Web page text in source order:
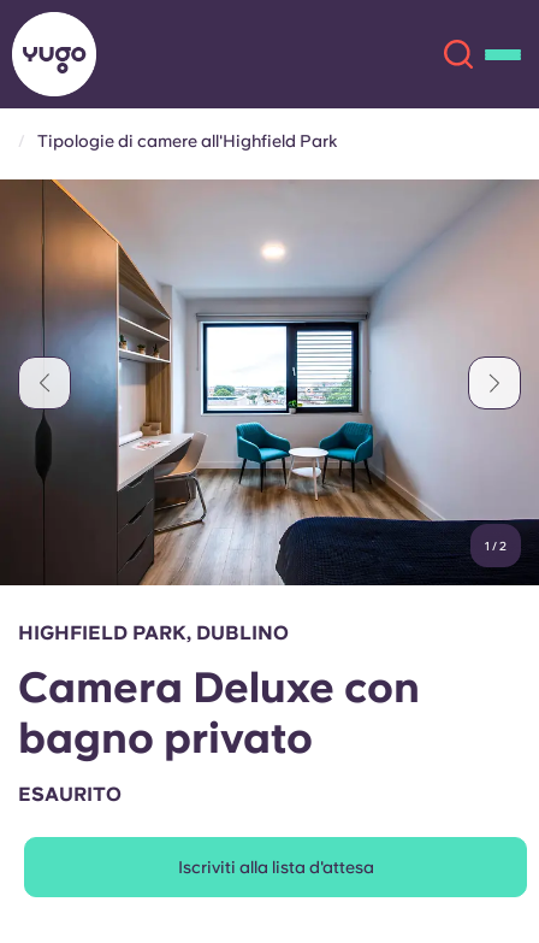
Chi siamo
Altro
Account Lingua
English (GB)
Chinese
Español
Seleziona un paese
Prenota ora
Chinese Español
Català Deutsch
Italian French
Portuguese
Tipologie di camere all'Highfield Park
1 /2
HIGHFIELD PARK, DUBLINO
Camera Deluxe con
bagno privato
ESAURITO
Iscriviti alla lista d'attesa